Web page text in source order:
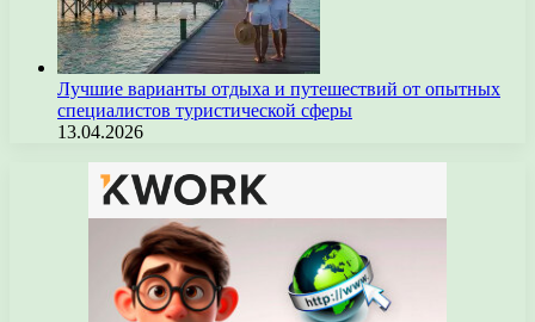
Лучшие варианты отдыха и путешествий от опытных
специалистов туристической сферы
13.04.2026